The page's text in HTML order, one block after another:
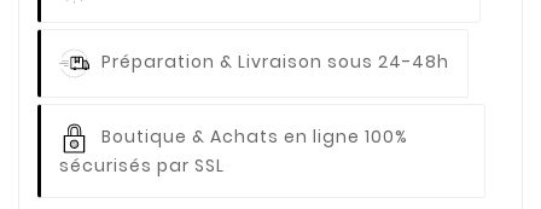
Préparation & Livraison sous 24-48h
Boutique & Achats en ligne 100%
sécurisés par SSL